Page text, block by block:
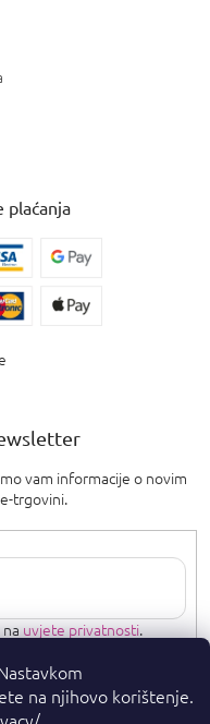
na njihovo korištenje.
plaćanja
vam informacije o novim
trgovini.
nauvjete privatnosti.